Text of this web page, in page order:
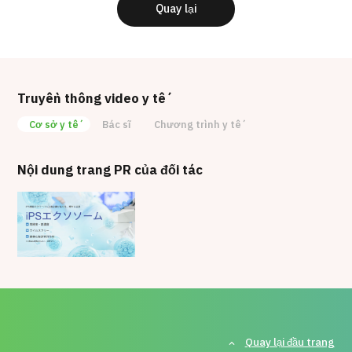
2004;13:2263-78.
activation. Proc Natl Acad Sci U S A.
10. Hamatani T, Carter MG, et al. Dynamics of
mouse preimplantation development. Dev
Cell 2004;6(1): 117-31.
Quay lại
Truyền thông video y tế
Cơ sở y tế Bác sĩ Chương trình y tế
Nội dung trang PR của đối tác
Quay lại đầu trang